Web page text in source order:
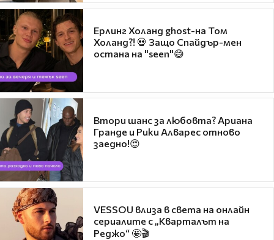
Ерлинг Холанд ghost-на Том
Холанд?! 💀 Защо Спайдър-мен
остана на "seen"😅
Втори шанс за любовта? Ариана
Гранде и Рики Алварес отново
заедно!😍
VESSOU влиза в света на онлайн
сериалите с „Кварталът на
Реджо“ 🤩🎬